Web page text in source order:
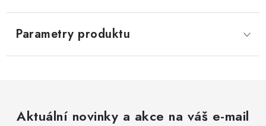
Parametry produktu
Aktuální novinky a akce na váš e-mail